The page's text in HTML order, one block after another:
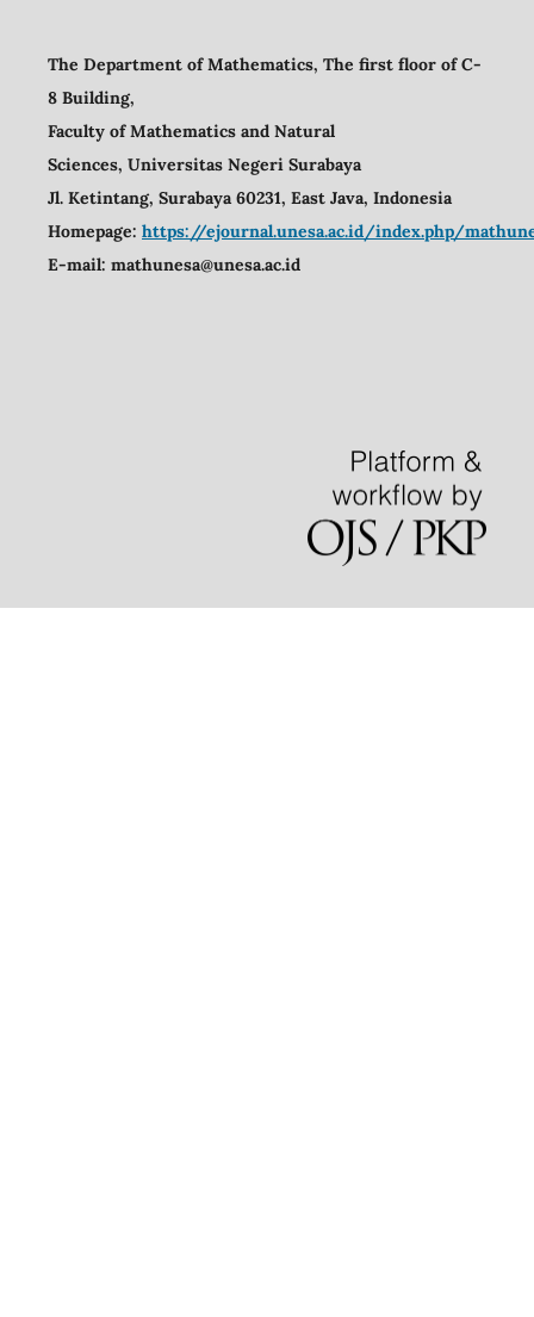
The Department of Mathematics, The first floor of C-
8 Building,
Faculty of Mathematics and Natural
Sciences, Universitas Negeri Surabaya
Jl. Ketintang, Surabaya 60231, East Java, Indonesia
Homepage: https://ejournal.unesa.ac.id/index.php/
E-mail: mathunesa@unesa.ac.id